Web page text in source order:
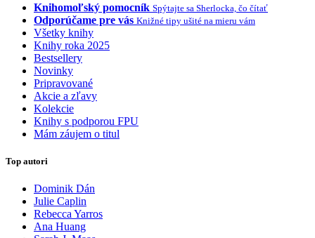
Knihomoľský pomocník Spýtajte sa Sherlocka, čo čítať
Odporúčame pre vás Knižné tipy ušité na mieru vám
Všetky knihy
Knihy roka 2025
Bestsellery
Novinky
Pripravované
Akcie a zľavy
Kolekcie
Knihy s podporou FPU
Mám záujem o titul
Top autori
Dominik Dán
Julie Caplin
Rebecca Yarros
Ana Huang